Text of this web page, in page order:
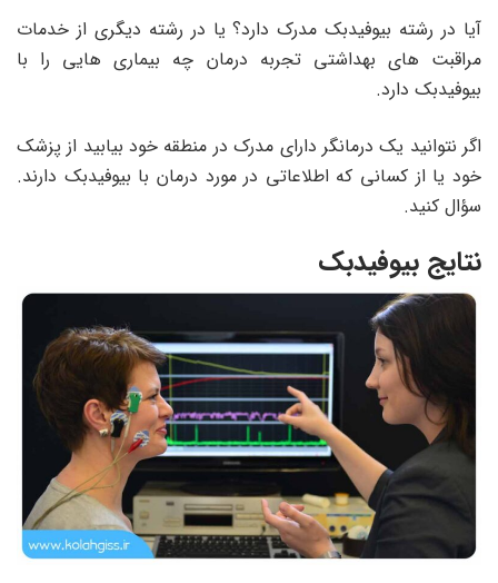
آیا در رشته بیوفیدبک مدرک دارد؟ یا در رشته دیگری از خدمات
مراقبت های بهداشتی تجربه درمان چه بیماری هایی را با
بیوفیدبک دارد.
اگر نتوانید یک درمانگر دارای مدرک در منطقه خود بیابید از پزشک
خود یا از کسانی که اطلاعاتی در مورد درمان با بیوفیدبک دارند.
سؤال کنید.
نتایج بیوفیدبک